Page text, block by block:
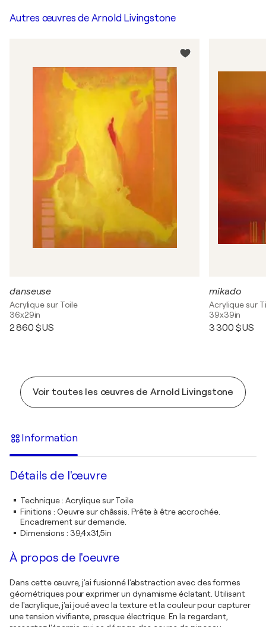
Autres œuvres de Arnold Livingstone
danseuse
Acrylique sur Toile
36x29in
2 860 $US
mikado
Acrylique sur
39x39in
3 300 $US
Voir toutes les œuvres de Arnold Livingstone
Information
Détails de l'œuvre
Technique: Acrylique sur Toile
Finitions : Oeuvre sur châssis. Prête à être accrochée.
Encadrement sur demande.
Dimensions : 39,4x31,5in
À propos de l'oeuvre
Dans cette œuvre, j'ai fusionné l'abstraction avec des formes
géométriques pour exprimer un dynamisme éclatant. Utilisant
de l'acrylique, j'ai joué avec la texture et la couleur pour capturer
une tension vivifiante, presque électrique. En la regardant,